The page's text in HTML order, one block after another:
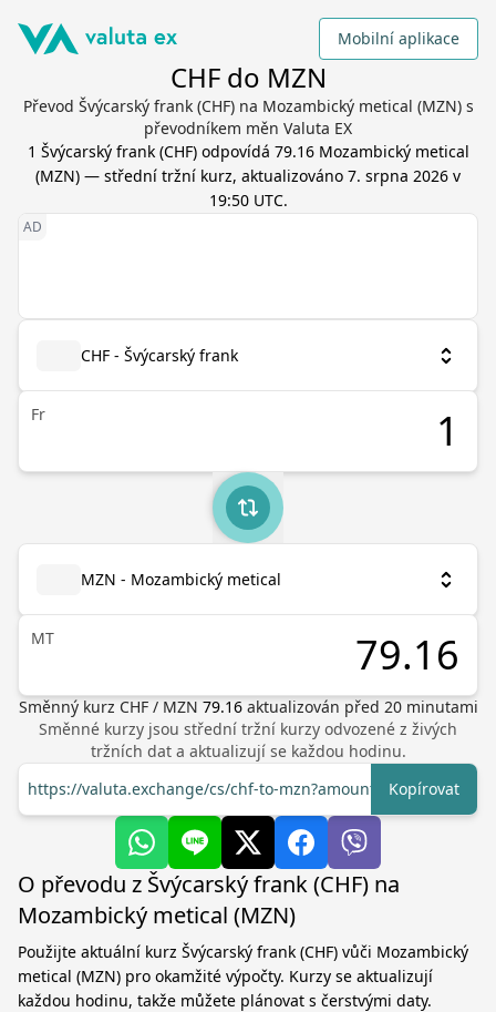
Mobilní aplikace
CHF do MZN
Převod Švýcarský frank (CHF) na Mozambický metical (MZN) s
převodníkem měn Valuta EX
1 Švýcarský frank(CHF) odpovídá 79.16 Mozambický metical
(MZN) — střední tržní kurz, aktualizováno 7. srpna 2026 v
19:50 UTC.
CHF - Švýcarský frank
Fr
MZN - Mozambický metical
MT
Směnný kurz CHF/ MZN 79.16 aktualizován před 20minutami
Směnné kurzy jsou střední tržní kurzy odvozené z živých
tržních dat a aktualizují se každou hodinu.
https://valuta.exchange/cs/chf-to-mzn?amount=1Kopírovat
O převodu z Švýcarský frank (CHF) na
Mozambický metical (MZN)
Použijte aktuální kurz Švýcarský frank (CHF) vůči Mozambický
metical (MZN) pro okamžité výpočty. Kurzy se aktualizují
každou hodinu, takže můžete plánovat s čerstvými daty.